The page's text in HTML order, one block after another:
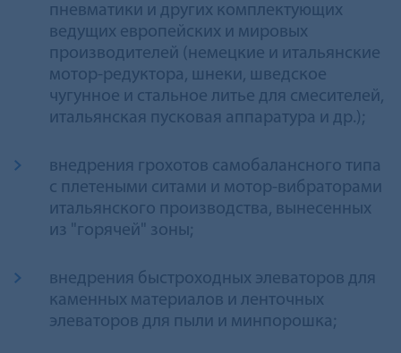
пневматики и других комплектующиx
ведущих европейских и мировых
производителей (немецкие и итальянские
мотор-редукторa, шнеки, шведское
чугунное и стальное литье для смесителей,
итальянская пусковая аппаратура и др.);
внедрения грохотов самобалансного типа
c плетеными ситами и мотор-вибраторами
итальянского производства, вынесенных
из "горячей" зоны;
внедрения быстроходных элеваторов для
каменных материалов и ленточных
элеваторов для пыли и минпорошка;